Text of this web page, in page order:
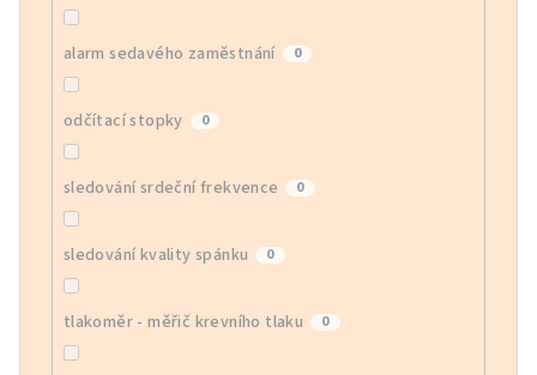
alarm sedavého zaměstnání 0
odčítací stopky 0
sledování srdeční frekvence 0
sledování kvality spánku 0
tlakoměr - měřič krevního tlaku 0